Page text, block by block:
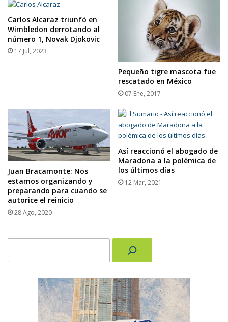
Carlos Alcaraz triunfó en
Wimbledon derrotando al
número 1, Novak Djokovic
17 Jul, 2023
Pequeño tigre mascota fue
rescatado en México
07 Ene, 2017
Juan Bracamonte: Nos
estamos organizando y
preparando para cuando se
autorice el reinicio
28 Ago, 2020
Así reaccionó el abogado de
Maradona a la polémica de
los últimos días
12 Mar, 2021